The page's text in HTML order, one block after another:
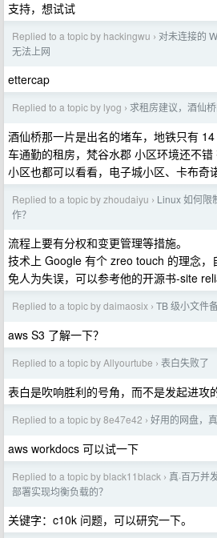
支持，想试试
Replied to a topic by hackingwu › 对未连接的
无法上网
ettercap
Replied to a topic by lyog › 求租房建议，酒仙
酒仙桥那一片是出名的堵车，地铁只有
车通勤的租房，梵谷水郡 小区环境还不
小区也都可以看看，电子城小区、卡布奇
Replied to a topic by zhoudaiyu › Linux 如何限
作？
流程上要有分权和变更管理等措施。
技术上 Google 有个 zreo touch 的理念
免人为失误，可以参考他的开源书-site
Replied to a topic by daimaosix › TB 级小文件
aws S3 了解一下？
Replied to a topic by Allyourtube › 表白失败了
表白是吹响胜利的号角，而不是发起进攻
Replied to a topic by 8e47e42 › 好用的网盘，
aws workdocs 可以试一下
Replied to a topic by black11black › 真·百万并
部署实现均衡负载的？
关键字：c10k 问题，可以研究一下。